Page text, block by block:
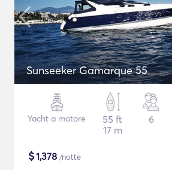
Sunseeker Gamarque 55
Yacht a motore
55 ft
17 m
6
$1,378 /notte